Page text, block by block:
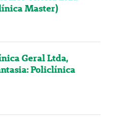
Master)
Geral Ltda,
Policlínica